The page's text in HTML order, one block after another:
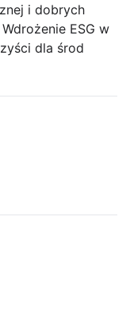
i dobrych
ESG w
dla środ